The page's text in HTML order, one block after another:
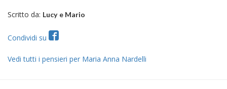
Scritto da: Lucy e Mario
Condividi su
Vedi tutti i pensieri per Maria Anna Nardelli